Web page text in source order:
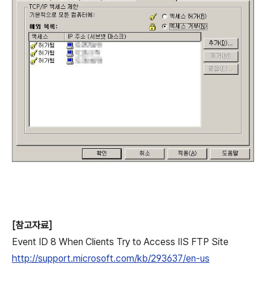
[참고자료]
Event ID 8 When Clients Try to Access IIS FTP Site
http://support.microsoft.com/kb/293637/en-us